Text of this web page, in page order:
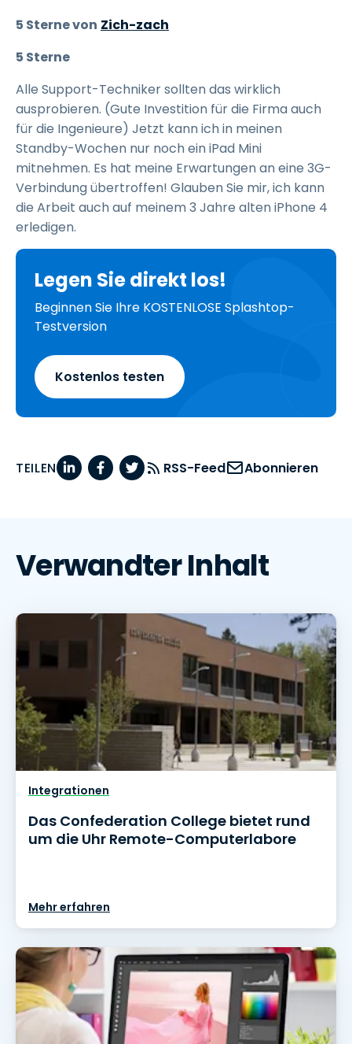
5 Sterne von Zich-zach
5 Sterne
Alle Support-Techniker sollten das wirklich
ausprobieren. (Gute Investition für die Firma auch
für die Ingenieure) Jetzt kann ich in meinen
Standby-Wochen nur noch ein iPad Mini
mitnehmen. Es hat meine Erwartungen an eine 3G-
Verbindung übertroffen! Glauben Sie mir, ich kann
die Arbeit auch auf meinem 3 Jahre alten iPhone 4
erledigen.
Legen Sie direkt los!
Beginnen Sie Ihre KOSTENLOSE Splashtop-
Testversion
Kostenlos testen
TEILEN RSS-Feed Abonnieren
Verwandter Inhalt
Integrationen
Das Confederation College bietet rund
um die Uhr Remote-Computerlabore
Mehr erfahren